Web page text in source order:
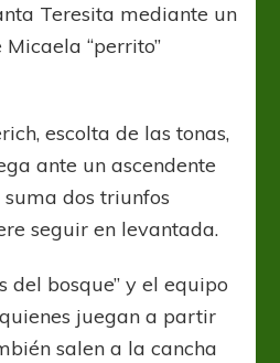
Teresita mediante un
“perrito”
escolta de las tonas,
ante un ascendente
dos triunfos
seguir en levantada.
del bosque” y el equipo
juegan a partir
salen a la cancha